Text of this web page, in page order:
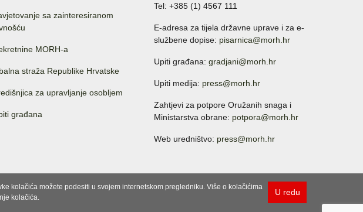
sa zainteresiranom
MORH-a
straža Republike Hrvatske
za upravljanje osobljem
građana
Tel: +385 (1) 4567 111
E-adresa za tijela državne uprave i za e-
službene dopise: pisarnica@morh.hr
Upiti građana: gradjani@morh.hr
Upiti medija: press@morh.hr
Zahtjevi za potpore Oružanih snaga i
Ministarstva obrane: potpora@morh.hr
Web uredništvo: press@morh.hr
U redu
kolačića možete podesiti u svojem internetskom pregledniku. Više o kolačićima
kolačića.